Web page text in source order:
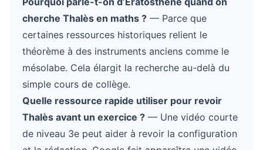
cherche Thalès en maths ? — Parce que
certaines ressources historiques relient le
théorème à des instruments anciens comme le
mésolabe. Cela élargit la recherche au-delà du
simple cours de collège.
Quelle ressource rapide utiliser pour revoir
Thalès avant un exercice ? — Une vidéo courte
de niveau 3e peut aider à revoir la configuration